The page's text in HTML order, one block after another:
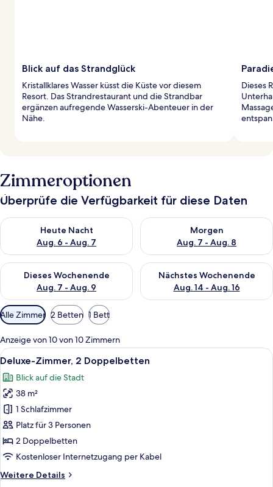
Blick auf das Strandglück
Kristallklares Wasser küsst die Küste vor diesem
Resort. Das Strandrestaurant und die Strandbar
ergänzen aufregende Wasserski-Abenteuer in der
Nähe.
Dieses
Zimmeroptionen
Überprüfe die Verfügbarkeit für diese Daten
Heute Nacht
Aug. 6 - Aug. 7
Überprüfe die Verfügbarkeit für heute Nacht, Aug. 6 - Aug. 7.
Morgen
Aug. 7 - Aug. 8
Überprüfe die Verfügbarkeit
Dieses Wochenende
Aug. 7 - Aug. 9
Überprüfe die Verfügbarkeit für dieses Wochenende, Aug. 7
Nächstes Wochenende
Aug. 14 - Aug. 16
Überprüfe die Verfügbarkeit
Verfügbare
Filter
für
Zimmer
Alle Zimmer 2 Betten 1 Bett
Anzeige von 10 von 10 Zimmern
Alle
Fotos
für
Deluxe-
Zimmer,
2 Doppelbetten
anzeigen
Ein Hotelzimmer mit zwei Betten,
8
Deluxe-Zimmer, 2 Doppelbetten
Blick auf die Stadt
38 m²
1 Schlafzimmer
Platz für 3 Personen
2 Doppelbetten
Kostenloser Internetzugang per Kabel
Weitere Details
Weitere